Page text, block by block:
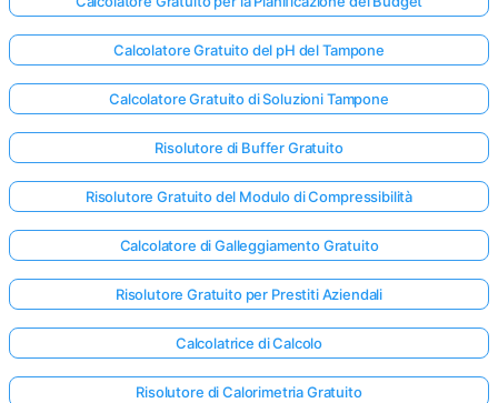
Calcolatore Gratuito del pH del Tampone
Calcolatore Gratuito di Soluzioni Tampone
Risolutore di Buffer Gratuito
Risolutore Gratuito del Modulo di Compressibilità
Calcolatore di Galleggiamento Gratuito
Risolutore Gratuito per Prestiti Aziendali
Calcolatrice di Calcolo
Risolutore di Calorimetria Gratuito